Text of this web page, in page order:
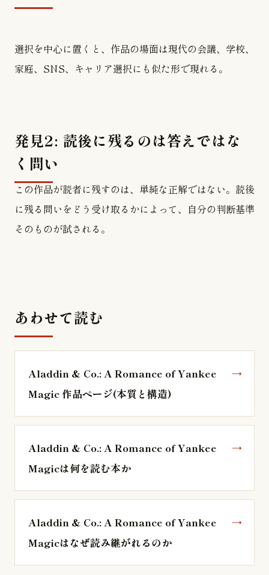
選択を中心に置くと、作品の場面は現代の会議、学校、
家庭、SNS、キャリア選択にも似た形で現れる。
発見2: 読後に残るのは答えではな
く問い
この作品が読者に残すのは、単純な正解ではない。読後
に残る問いをどう受け取るかによって、自分の判断基準
そのものが試される。
あわせて読む
Aladdin & Co.: A Romance of Yankee
Magic 作品ページ(本質と構造)
Aladdin & Co.: A Romance of Yankee
Magicは何を読む本か
Aladdin & Co.: A Romance of Yankee
Magicはなぜ読み継がれるのか